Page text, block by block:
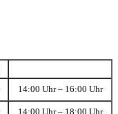
14:00 Uhr – 16:00 Uhr